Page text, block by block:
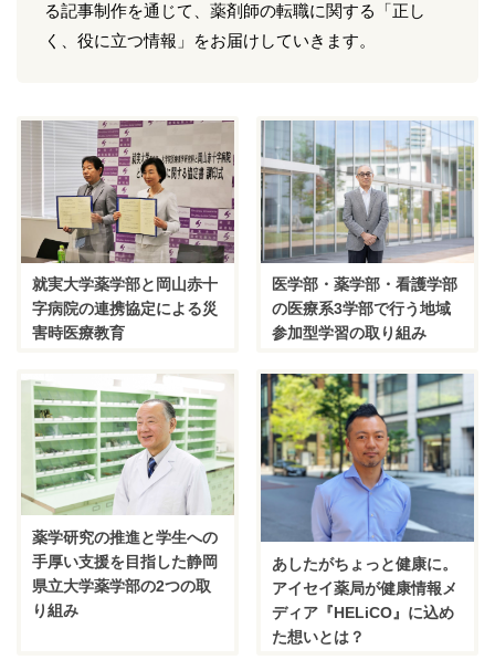
る記事制作を通じて、薬剤師の転職に関する「正し
く、役に立つ情報」をお届けしていきます。
就実大学薬学部と岡山赤十
字病院の連携協定による災
害時医療教育
医学部・薬学部・看護学部
の医療系3学部で行う地域
参加型学習の取り組み
薬学研究の推進と学生への
手厚い支援を目指した静岡
県立大学薬学部の2つの取
り組み
あしたがちょっと健康に。
アイセイ薬局が健康情報メ
ディア『HELiCO』に込め
た想いとは？